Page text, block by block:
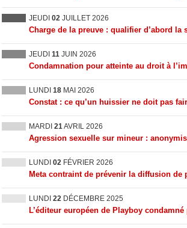
JEUDI 02 JUILLET 2026
Charge de la preuve : qualifier d’abord la
JEUDI 11 JUIN 2026
Condamnation pour atteinte au droit à
LUNDI 18 MAI 2026
Constat : ce qu’un huissier ne doit pas
MARDI 21AVRIL 2026
Agression sexuelle sur mineur :
LUNDI 02 FÉVRIER 2026
Meta contraint de prévenir la diffusion
LUNDI 22 DÉCEMBRE 2025
L’éditeur européen de Playboy